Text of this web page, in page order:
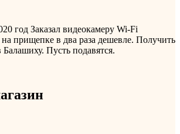
год Заказал видеокамеру Wi-Fi
прищепке в два раза дешевле. Получить
Балашиху. Пусть подавятся.